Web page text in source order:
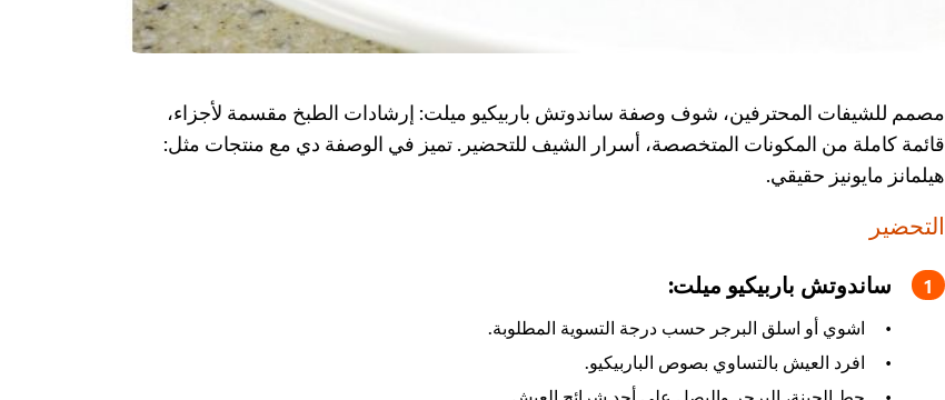
مصمم للشيفات المحترفين، شوف وصفة ساندوتش باربيكيو ميلت: إرشادات الطبخ مقسمة لأجزاء،
قائمة كاملة من المكونات المتخصصة، أسرار الشيف للتحضير. تميز في الوصفة دي مع منتجات مثل:
هيلمانز مايونيز حقيقي.
التحضير
ساندوتش باربيكيو ميلت:
اشوي أو اسلق البرجر حسب درجة التسوية المطلوبة.
افرد العيش بالتساوي بصوص الباربيكيو.